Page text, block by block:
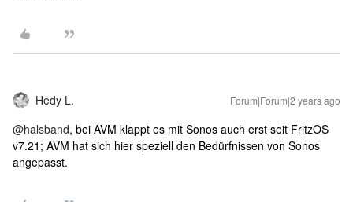
Hedy L. Forum|Forum|2 years ago
@halsband, bei AVM klappt es mit Sonos auch erst seit FritzOS
v7.21; AVM hat sich hier speziell den Bedürfnissen von Sonos
angepasst.